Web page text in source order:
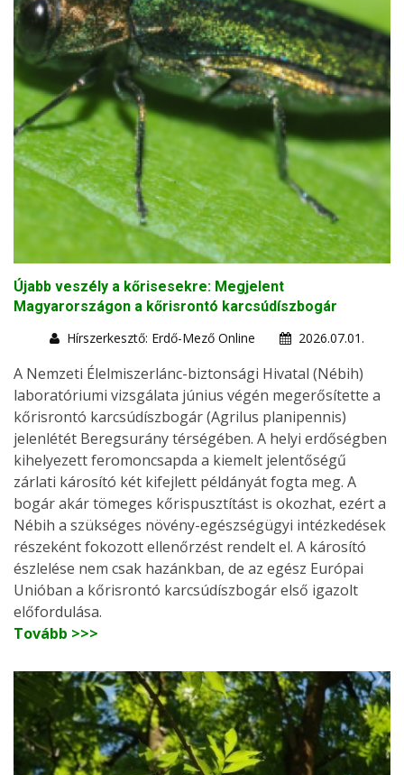
Újabb veszély a kőrisesekre: Megjelent
Magyarországon a kőrisrontó karcsúdíszbogár
Hírszerkesztő: Erdő-Mező Online
2026.07.01.
A Nemzeti Élelmiszerlánc-biztonsági Hivatal (Nébih)
laboratóriumi vizsgálata június végén megerősítette a
kőrisrontó karcsúdíszbogár (Agrilus planipennis)
jelenlétét Beregsurány térségében. A helyi erdőségben
kihelyezett feromoncsapda a kiemelt jelentőségű
zárlati károsító két kifejlett példányát fogta meg. A
bogár akár tömeges kőrispusztítást is okozhat, ezért a
Nébih a szükséges növény-egészségügyi intézkedések
részeként fokozott ellenőrzést rendelt el. A károsító
észlelése nem csak hazánkban, de az egész Európai
Unióban a kőrisrontó karcsúdíszbogár első igazolt
előfordulása.
Tovább >>>